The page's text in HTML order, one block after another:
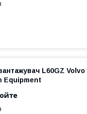
L60GZ Volvo
Equipment